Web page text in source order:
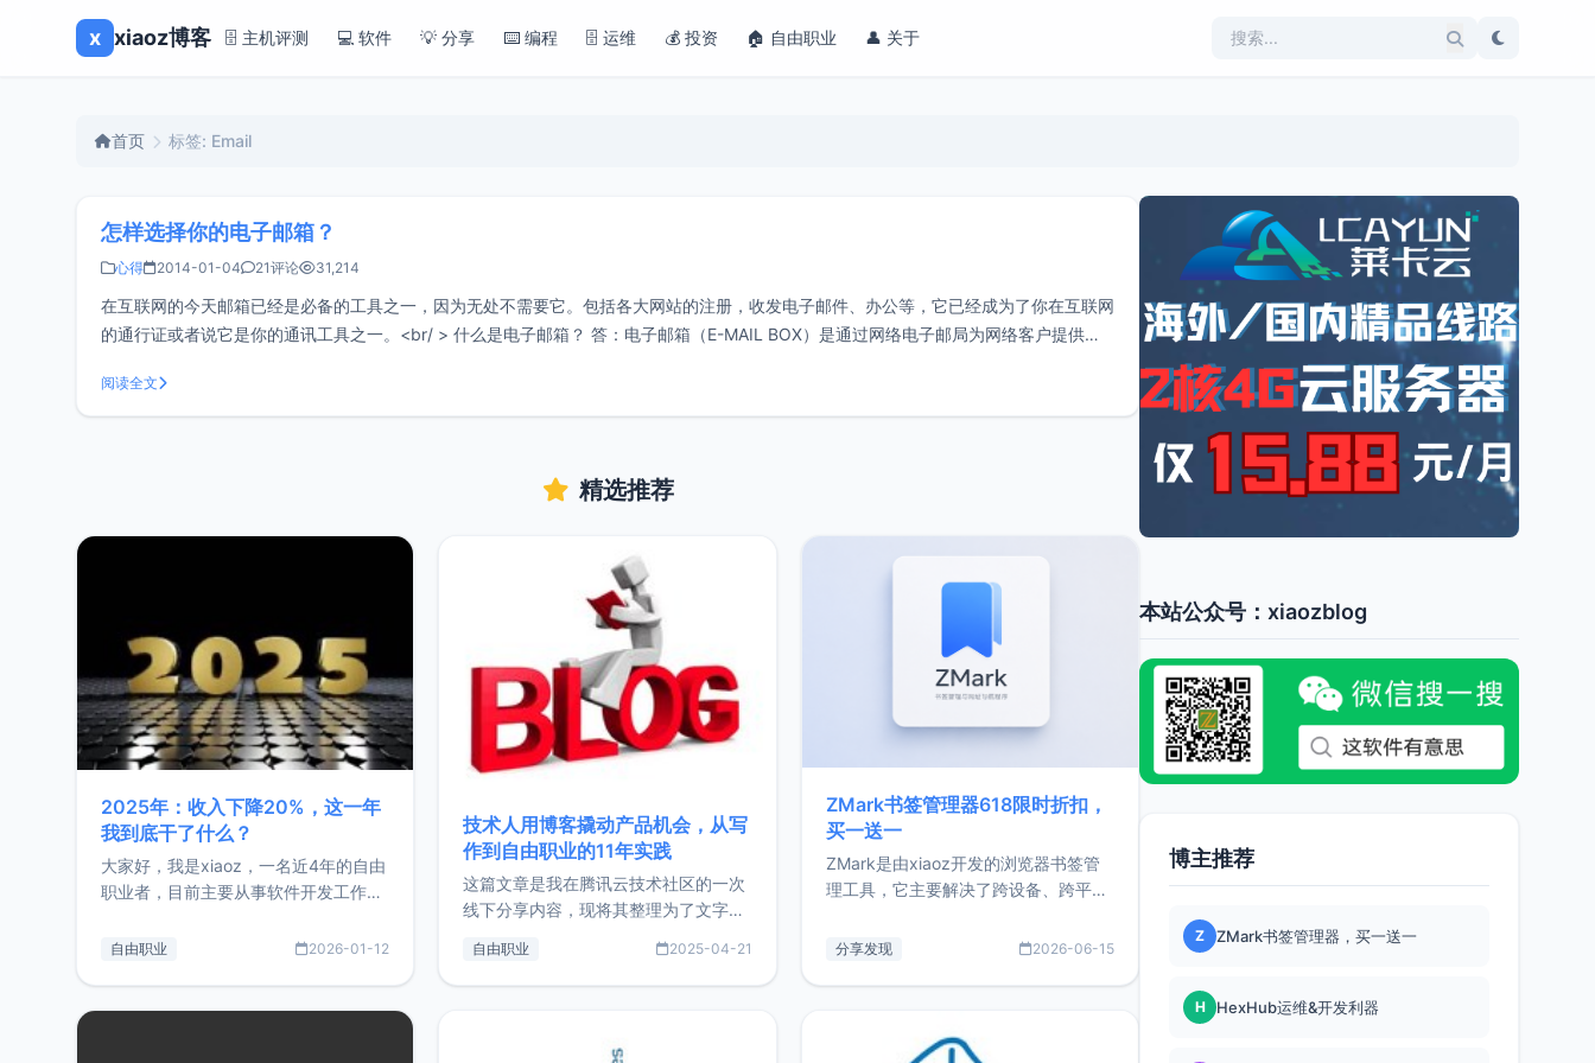
x xiaoz博客 🗄️ 主机评测 💻 软件 💡 分享 ⌨️ 编程 🗄️ 运维 💰 投资 🏠 自由职业 👤 关于
首页 标签: Email
怎样选择你的电子邮箱？
心得 2014-01-04 21评论 31,214
在互联网的今天邮箱已经是必备的工具之一，因为无处不需要它。包括各大网站的注册，收发电子邮件、办公等，它已经成为了你在互联网
的通行证或者说它是你的通讯工具之一。<br/ > 什么是电子邮箱？ 答：电子邮箱（E-MAIL BOX）是通过网络电子邮局为网络客户提供的
阅读全文
精选推荐
2025年：收入下降20%，这一年
我到底干了什么？
大家好，我是xiaoz，一名近4年的自由
职业者，目前主要从事软件开发工作。
的总结，内容主要包括：工作、学习、
自由职业 2026-01-12
技术人用博客撬动产品机会，从写
作到自由职业的11年实践
这篇文章是我在腾讯云技术社区的一次
线下分享内容，现将其整理为了文字
版，分享了写博客11年来的经历，以及
通过博客过渡到做产品和走向自由职业
的一个小故事。文中还首次公开了我的
自由职业 2025-04-21
ZMark书签管理器618限时折扣，
买一送一
ZMark是由xiaoz开发的浏览器书签管
理工具，它主要解决了跨设备、跨平
做到一处部署、随处访问。同时，它还
量级： 使用Bun + Hono.js
分享发现 2026-06-15
本站公众号：xiaozblog
博主推荐
Z ZMark书签管理器，买一送一
H HexHub运维&开发利器